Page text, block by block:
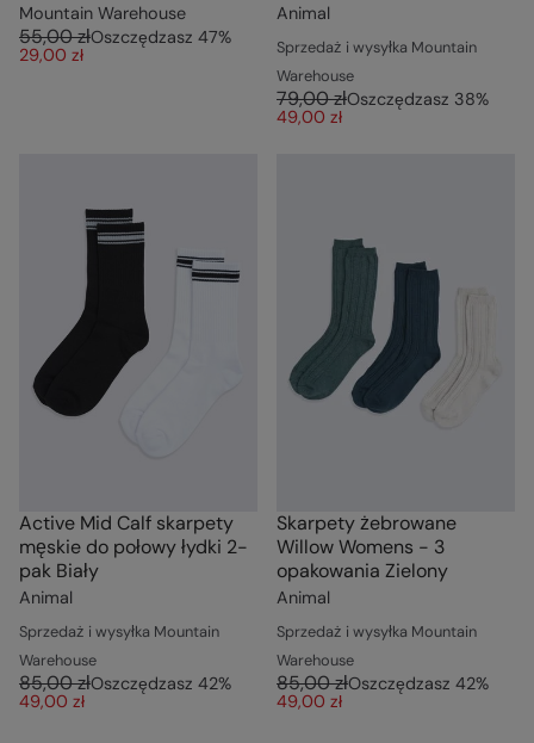
Mountain Warehouse
55,00 złOszczędzasz 47%
29,00 zł
Animal
Sprzedaż i wysyłka Mountain
Warehouse
79,00 złOszczędzasz 38%
49,00 zł
Active Mid Calf skarpety
męskie do połowy łydki 2-
pak Biały
Animal
Sprzedaż i wysyłka Mountain
Warehouse
85,00 złOszczędzasz 42%
49,00 zł
Skarpety żebrowane
Willow Womens - 3
opakowania Zielony
Animal
Sprzedaż i wysyłka Mountain
Warehouse
85,00 złOszczędzasz 42%
49,00 zł